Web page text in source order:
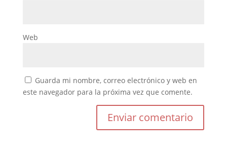
Web
Guarda mi nombre, correo electrónico y web en
este navegador para la próxima vez que comente.